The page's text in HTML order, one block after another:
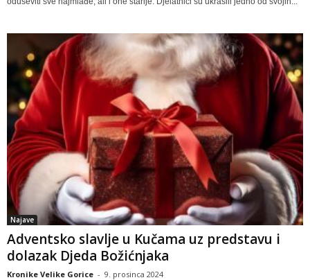
Najave
Adventsko slavlje u Kučama uz predstavu i
dolazak Djeda Božićnjaka
Kronike Velike Gorice - 9. prosinca 2024